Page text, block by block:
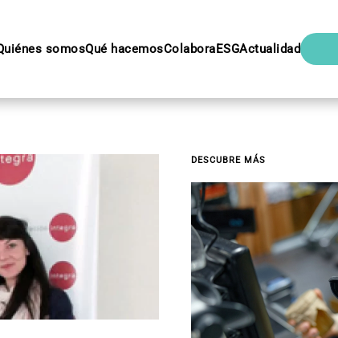
somosQué hacemosColaboraESGActualidad
DESCUBRE MÁS